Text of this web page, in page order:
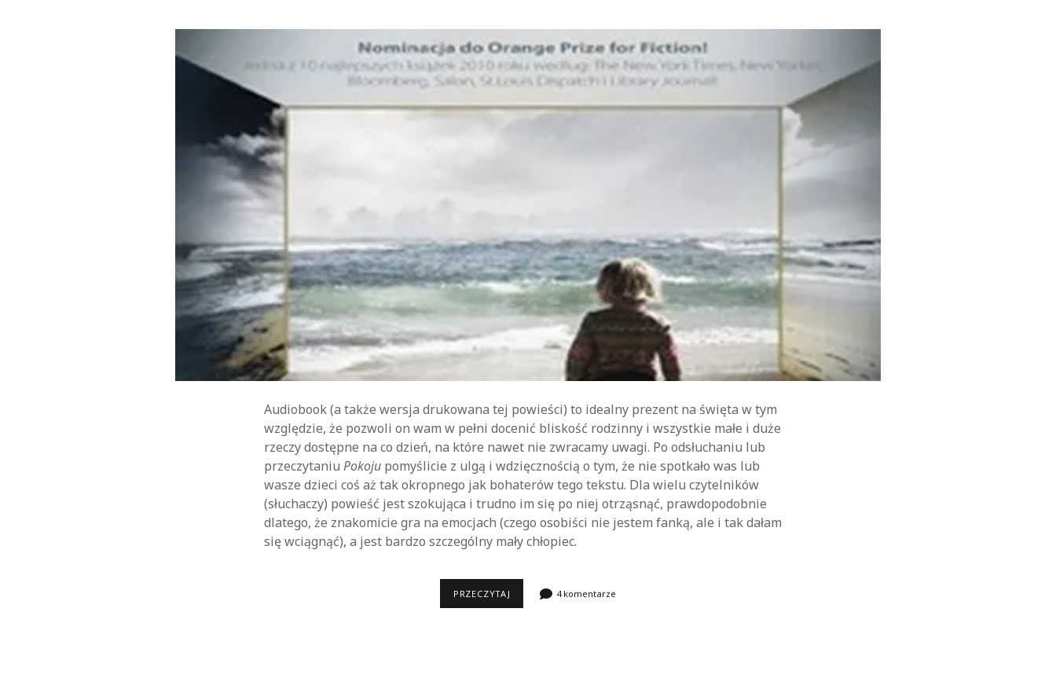
Audiobook (a także wersja drukowana tej powieści) to idealny prezent na święta w tym
względzie, że pozwoli on wam w pełni docenić bliskość rodzinny i wszystkie małe i duże
rzeczy dostępne na co dzień, na które nawet nie zwracamy uwagi. Po odsłuchaniu lub
przeczytaniuPokoju pomyślicie z ulgą i wdzięcznością o tym, że nie spotkało was lub
wasze dzieci coś aż tak okropnego jak bohaterów tego tekstu. Dla wielu czytelników
(słuchaczy) powieść jest szokująca i trudno im się po niej otrząsnąć, prawdopodobnie
dlatego, że znakomicie gra na emocjach (czego osobiści nie jestem fanką, ale i tak dałam
się wciągnąć), a jest bardzo szczególny mały chłopiec.
PRZECZYTAJ POKÓJ
4 komentarze